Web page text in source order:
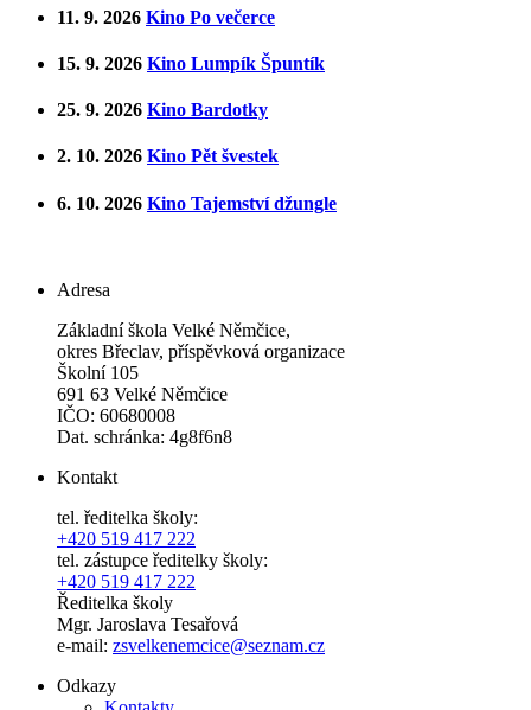
11. 9. 2026 Kino Po večerce
15. 9. 2026 Kino Lumpík Špuntík
25. 9. 2026 Kino Bardotky
2. 10. 2026 Kino Pět švestek
6. 10. 2026 Kino Tajemství džungle
Adresa
Základní škola Velké Němčice,
okres Břeclav, příspěvková organizace
Školní 105
691 63 Velké Němčice
IČO: 60680008
Dat. schránka: 4g8f6n8
Kontakt
tel. ředitelka školy:
+420 519 417 222
tel. zástupce ředitelky školy:
+420 519 417 222
Ředitelka školy
Mgr. Jaroslava Tesařová
e-mail: zsvelkenemcice@seznam.cz
Odkazy